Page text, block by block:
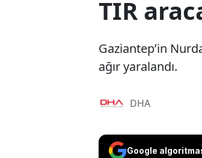
TIR
Gaziantep’in
ağır yaralandı.
DHA
Google